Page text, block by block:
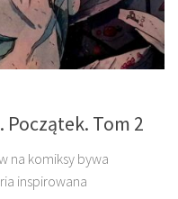
Początek. Tom 2
na komiksy bywa
inspirowana